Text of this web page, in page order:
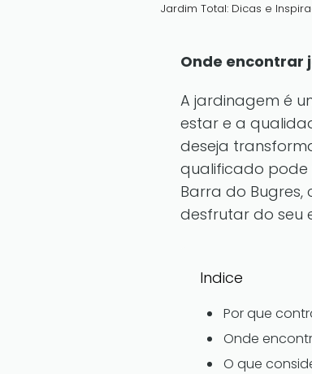
Jardim Total: Dicas e
Onde encontrar
A jardinagem é
estar e a
deseja
qualificado pode
Barra do
desfrutar do seu
Indice
Por que
Onde
O que